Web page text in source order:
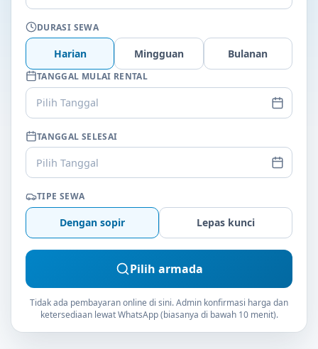
DURASI SEWA
Harian Mingguan Bulanan
TANGGAL MULAI RENTAL
Pilih Tanggal
TANGGAL SELESAI
Pilih Tanggal
TIPE SEWA
Dengan sopir Lepas kunci
Pilih armada
Tidak ada pembayaran online di sini. Admin konfirmasi harga dan
ketersediaan lewat WhatsApp (biasanya di bawah 10 menit).